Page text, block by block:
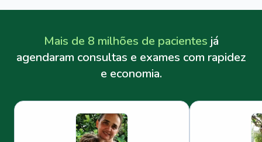
Mais de 8 milhões de pacientes já
agendaram consultas e exames com rapidez
e economia.